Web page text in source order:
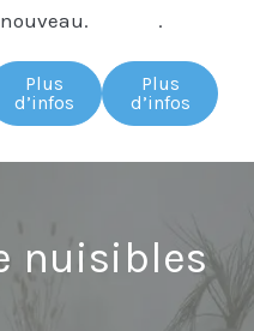
nouveau.
Plus
d’infos
.
Plus
d’infos
nuisibles